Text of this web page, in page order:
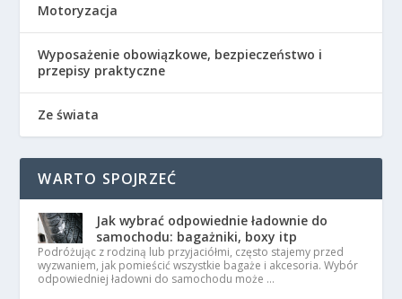
Motoryzacja
Wyposażenie obowiązkowe, bezpieczeństwo i
przepisy praktyczne
Ze świata
WARTO SPOJRZEĆ
Jak wybrać odpowiednie ładownie do
samochodu: bagażniki, boxy itp
Podróżując z rodziną lub przyjaciółmi, często stajemy przed
wyzwaniem, jak pomieścić wszystkie bagaże i akcesoria. Wybór
odpowiedniej ładowni do samochodu może …